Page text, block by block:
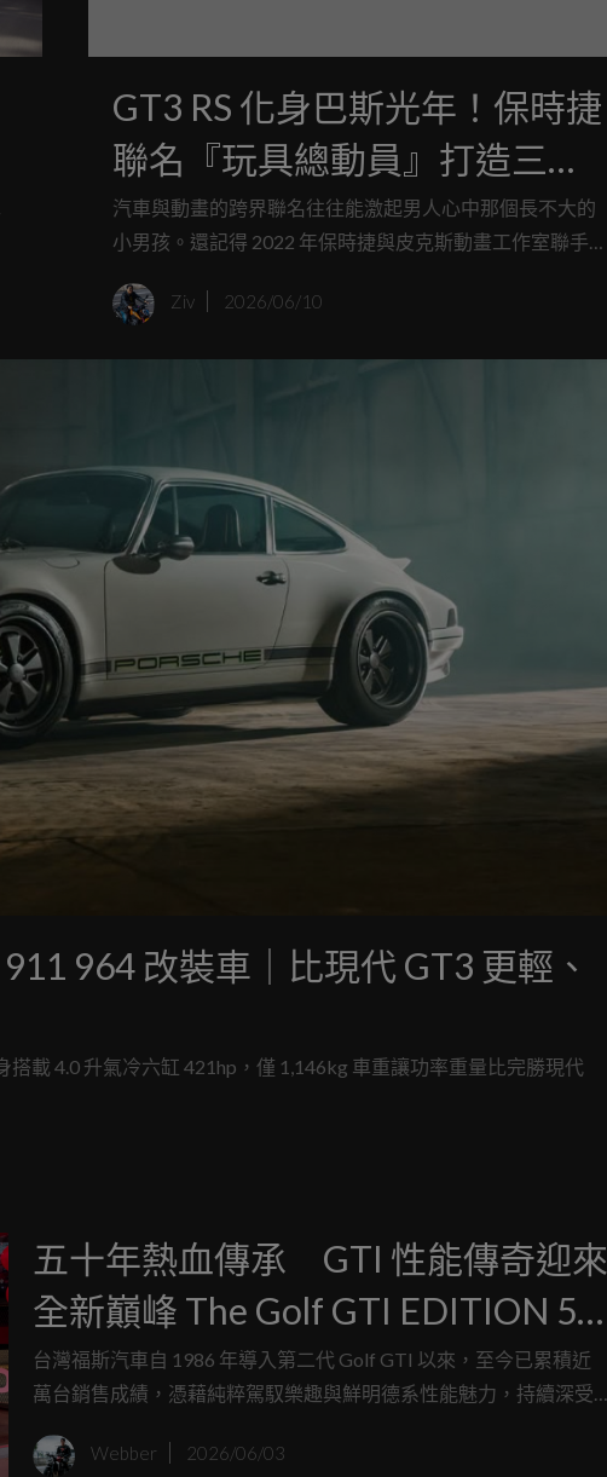
GT3 RS 化身巴斯光年！保時捷
聯名『玩具總動員』打造三款
專屬 911
汽車與動畫的跨界聯名往往能激起男人心中那個長不大的
小男孩。還記得 2022 年保時捷與皮克斯動畫工作室聯手打
角莎莉為靈感、全球唯一的合法上路版本，最終在拍賣會
同時陷入瘋狂。
Ziv 2026/06/10
964 改裝車｜比現代 GT3 更輕、
載 4.0 升氣冷六缸 421hp，僅 1,146kg 車重讓功率重量比完勝現代
五十年熱血傳承 GTI 性能傳奇迎來
全新巔峰 The Golf GTI EDITION 50
強襲登台 引爆性能熱潮 建議售價
為 194.8 萬元起
台灣福斯汽車自 1986 年導入第二代 Golf GTI 以來，至今已累積近
萬台銷售成績，憑藉純粹駕馭樂趣與鮮明德系性能魅力，持續深受
The Golf GTI EDITION 50 抵台上市，建議售價為 194.8 萬元起，並
Webber 2026/06/03